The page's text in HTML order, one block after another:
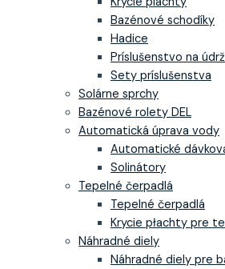
Bazénové schodíky
Hadice
Príslušenstvo na
Sety príslušenstva
Solárne sprchy
Bazénové rolety DEL
Automatická úprava vody
Automatické
Solinátory
Tepelné čerpadlá
Tepelné čerpadlá
Krycie płachty pre
Náhradné diely
Náhradné diely pre